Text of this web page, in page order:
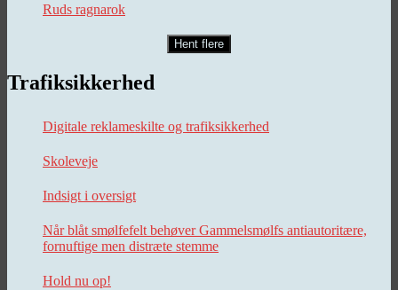
Ruds ragnarok
Hent flere
Trafiksikkerhed
Digitale reklameskilte og trafiksikkerhed
Skoleveje
Indsigt i oversigt
Når blåt smølfefelt behøver Gammelsmølfs antiautoritære,
fornuftige men distræte stemme
Hold nu op!